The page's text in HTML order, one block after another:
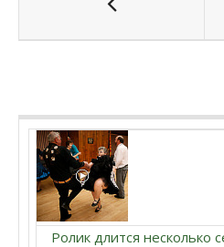
Ролик длится несколько